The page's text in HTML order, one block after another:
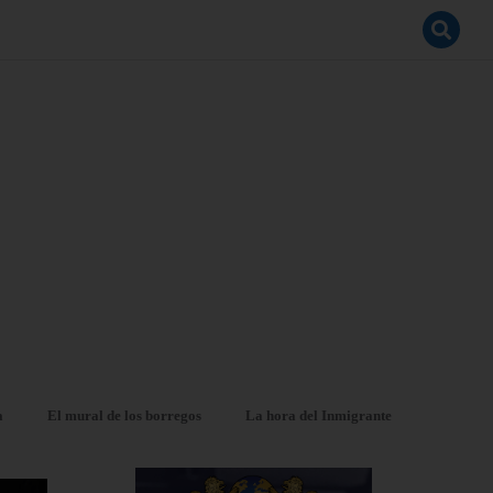
El mural de los borregos La hora del Inmigrante